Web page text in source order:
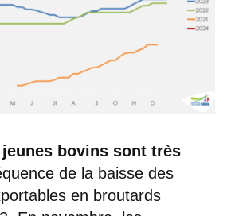
bovins sont très
de la baisse des
en broutards